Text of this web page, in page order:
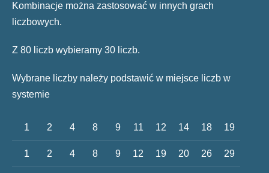
Kombinacje można zastosować w innych grach
liczbowych.
Z 80 liczb wybieramy 30 liczb.
Wybrane liczby należy podstawić w miejsce liczb w
systemie
1 2 4 8 9 11 12 14 18 19
1 2 4 8 9 12 19 20 26 29